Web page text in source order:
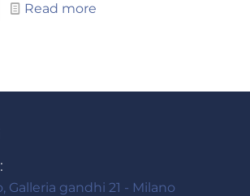
Read more
Galleria gandhi 21 - Milano